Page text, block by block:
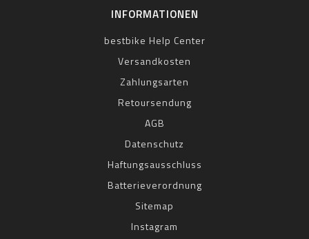
INFORMATIONEN
bestbike Help Center
Versandkosten
Zahlungsarten
Retoursendung
AGB
Datenschutz
Haftungsausschluss
Batterieverordnung
Sitemap
Instagram